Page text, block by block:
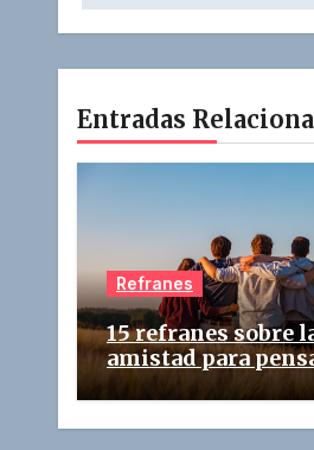
Entradas
Refranes
15 refranes sobre
amistad para